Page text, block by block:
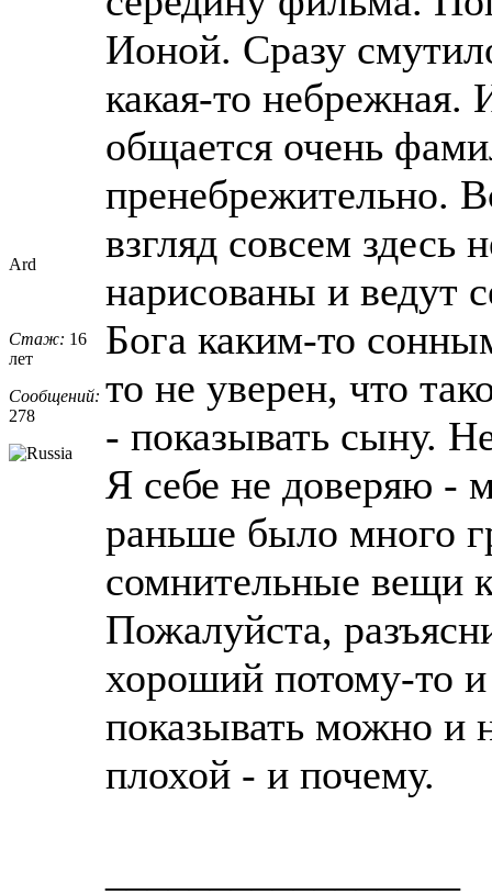
Ard
Стаж: 16
лет
Сообщений:
278
Ионой. Сразу
какая-то
общается очень
пренебрежительно.
взгляд совсем
нарисованы и ведут
Бога каким-то
то не уверен, что
- показывать сыну.
Я себе не доверяю -
раньше было много
сомнительные вещи
Пожалуйста,
хороший потому-то
показывать можно и
плохой - и почему.